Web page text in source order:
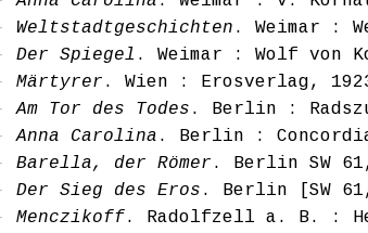
Weltstadtgeschichten . Weimar :
Der Spiegel . Weimar : Wolf von
Märtyrer . Wien : Erosverlag,
Am Tor des Todes . Berlin :
Anna Carolina . Berlin :
Barella, der Römer . Berlin SW
Der Sieg des Eros . Berlin [SW
Menczikoff. Radolfzell a. B. :